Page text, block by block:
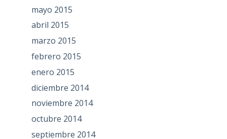
mayo 2015
abril 2015
marzo 2015
febrero 2015
enero 2015
diciembre 2014
noviembre 2014
octubre 2014
septiembre 2014